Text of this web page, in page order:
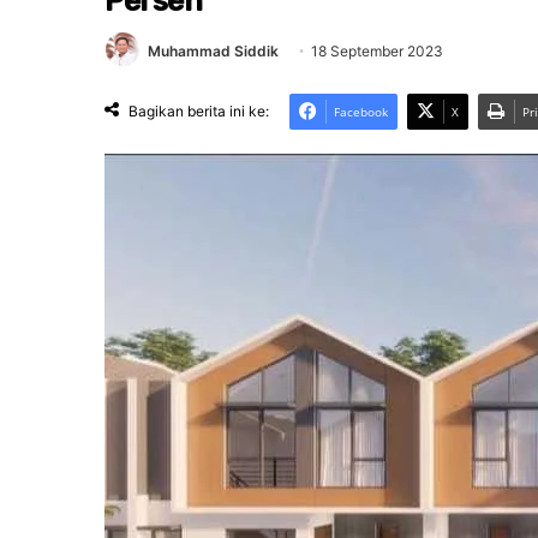
Muhammad Siddik 18 September 2023
Bagikan berita ini ke: Facebook X